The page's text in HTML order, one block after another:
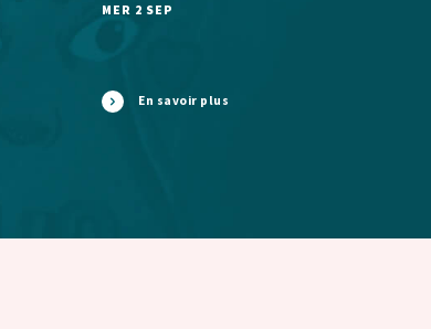
MER 2 SEP
En savoir plus